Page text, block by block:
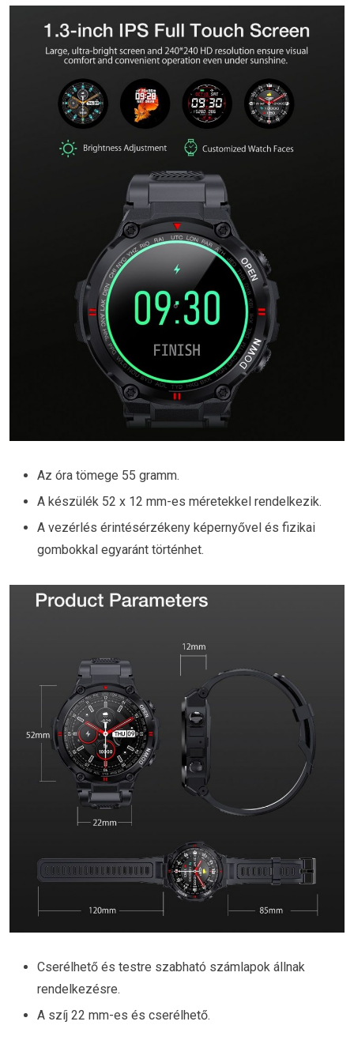
Az óra tömege 55 gramm.
A készülék 52 x 12 mm-es méretekkel rendelkezik.
A vezérlés érintésérzékeny képernyővel és fizikai
gombokkal egyaránt történhet.
Cserélhető és testre szabható számlapok állnak
rendelkezésre.
A szíj 22 mm-es és cserélhető.